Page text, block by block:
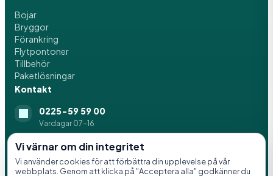
Vi värnar om din integritet
Vi använder cookies för att förbättra din upplevelse på vår
webbplats. Genom att klicka på "Acceptera alla" godkänner du
Bojar
Bryggor
Förankring
Flytpontoner
Tillbehör
Paketlösningar
Kontakt
0225-59 59 00
Vardagar 07-16
info@svenskaflytblock.se
Idrottsvägen 8, 776 21 Hedemora